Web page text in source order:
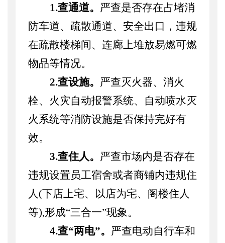
1.查通道。 严查是否存在占堵消
防车道、疏散通道、安全出口，违规
在疏散楼梯间、连廊上堆放易燃可燃
物品等情况。
2.查设施。 严查灭火器、消火
栓、火灾自动报警系统、自动喷水灭
火系统等消防设施是否保持完好有
效。
3.查住人。 严查市场内是否存在
违规设置员工宿舍或者商铺内违规住
人(下店上宅、以店为宅、阁楼住人
等),形成“三合一”现象。
4.查“两电”。 严查电动自行车和